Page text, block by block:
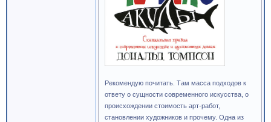
Рекомендую почитать. Там масса подходов к
ответу о сущности современного искусства, о
происхождении стоимость арт-работ,
становлении художников и прочему. Одна из